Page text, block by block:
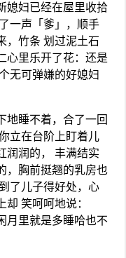
媳妇已经在屋里收拾
一声「爹」，顺手
，竹条 划过泥土石
心里乐开了花：还是
无可弹嫌的好媳妇
地睡不着，合了一回
立在台阶上盯着儿
润润的， 丰满结实
，胸前挺翘的乳房也
了儿子得好处，心
笑呵呵地说：
月里就是多睡哈也不